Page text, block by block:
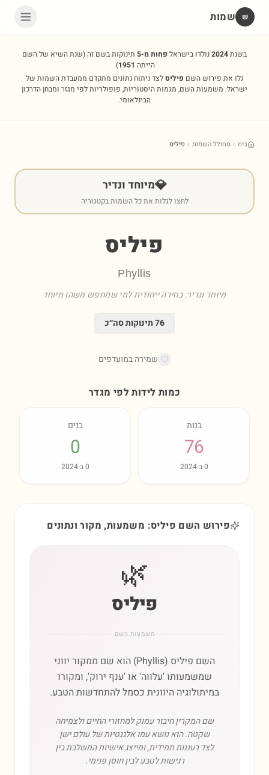
שׁ שמות
בשנת2024נולדו בישראל פחות מ-5 תינוקות בשם זה(שנת השיא של השם
הייתה 1951
).
גלו את פירוש השם פיליסלצד ניתוח נתונים מתקדם ממעבדת השמות של
ישראל: משמעות השם, מגמות היסטוריות, פופולריות לפי מגזר ומבחן הדרכון
הבינלאומי.
בית מחולל השמות פיליס
💎מיוחד ונדיר
לחצו לגלות את כל השמות בקטגוריה
פיליס
Phyllis
מיוחד ונדיר: בחירה ייחודית למי שמחפש משהו מיוחד
76תינוקות סה״כ
שמירה במועדפים
כמות לידות לפי מגדר
בנות
76
0ב-2024
בנים
0
0ב-2024
פירוש השם פיליס: משמעות, מקור ונתונים
🌿
פיליס
משמעות השם
השם פיליס (Phyllis) הוא שם ממקור יווני
שמשמעותו 'עלווה' או 'ענף ירוק', ומקורו
במיתולוגיה היוונית כסמל להתחדשות הטבע.
שם המקרין חיבור עמוק למחזורי החיים ולצמיחה
שקטה. הוא נושא עמו אלגנטיות של עולם ישן
לצד רעננות תמידית, ומייצג אישיות המשלבת בין
רגישות לטבע לבין חוסן פנימי.